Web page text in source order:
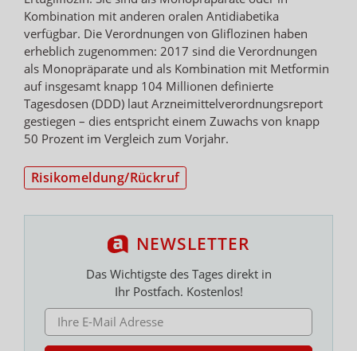
Kombination mit anderen oralen Antidiabetika
verfügbar. Die Verordnungen von Gliflozinen haben
erheblich zugenommen: 2017 sind die Verordnungen
als Monopräparate und als Kombination mit Metformin
auf insgesamt knapp 104 Millionen definierte
Tagesdosen (DDD) laut Arzneimittelverordnungsreport
gestiegen – dies entspricht einem Zuwachs von knapp
50 Prozent im Vergleich zum Vorjahr.
Risikomeldung/Rückruf
NEWSLETTER
Das Wichtigste des Tages direkt in
Ihr Postfach. Kostenlos!
E-MAIL ADRESSE